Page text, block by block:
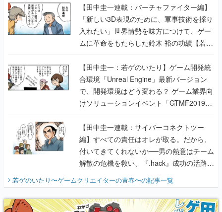
【田中圭一連載：バーチャファイター編】
「新しい3D表現のために、軍事技術を採り
入れたい」世界情勢を味方につけて、ゲー
ムに革命をもたらした鈴木 裕の功績【若ゲ
のいたり】
【田中圭一：若ゲのいたり】ゲーム開発統
合環境「Unreal Engine」最新バージョン
で、開発環境はどう変わる？ ゲーム業界向
けソリューションイベント「GTMF2019」
に行って、より理解を深めよう【PR】
【田中圭一連載：サイバーコネクトツー
編】すべての責任はオレが取る。だから、
付いてきてくれないか──男の熱意はチーム
解散の危機を救い、『.hack』成功の活路を
『少年ジャンプ』色だった【若ゲのいた
り】
若ゲのいたり〜ゲームクリエイターの青春〜の記事一覧